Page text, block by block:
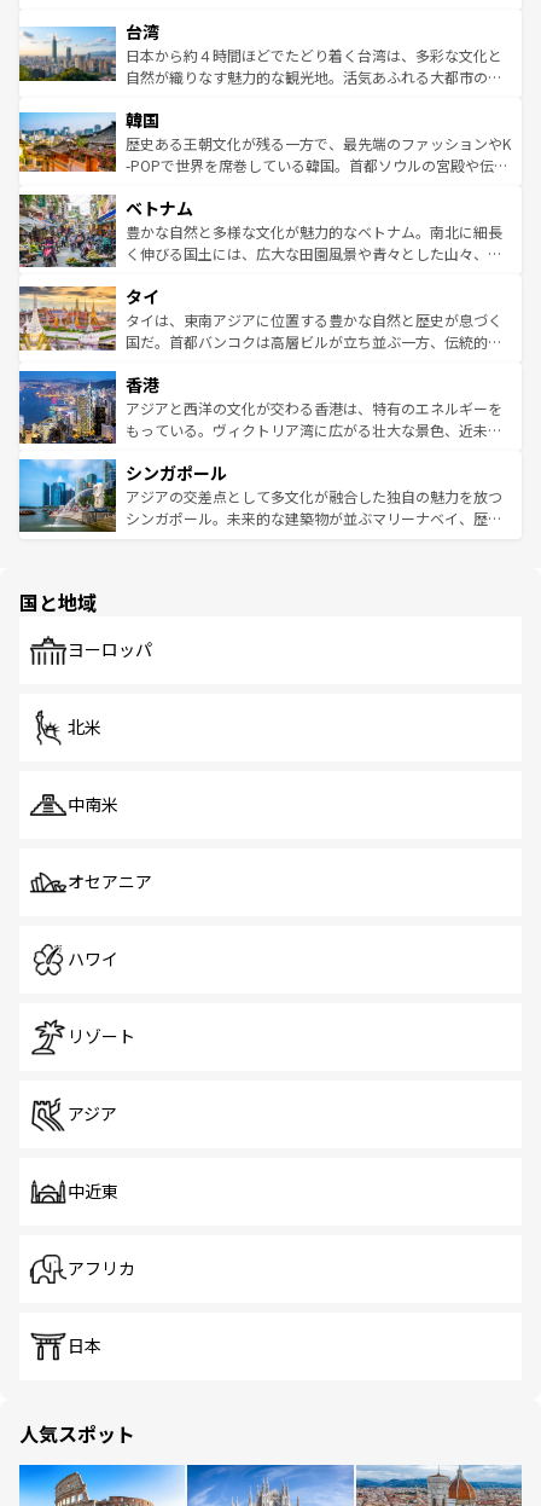
情報は
人々、おいしいローカルフードやハワイアンミュージッ
ク、伝統的なフラダンスなど、すべてがハワイの魅力を彩
っている。訪れるたびに新しい発見と感動が待っているハ
はコンテンツ一覧
リアリーフや大陸中央部にそびえるウルル（エアーズロッ
ク）、タスマニアの美しい原生林やケアンズの熱帯雨林な
ど、見どころがたくさん。また、カフェやワイン、オージ
いる。アクティビティも充実しており、サーフィンやダイ
ビング、ハイキングなど、アウトドア好きにはたまらな
い。オーストラリアの多彩な魅力を存分に味わいつくそ
参照してほしい。
台湾
日本から約４時間ほどでたどり着く台湾は、多彩な文化と
自然が織りなす魅力的な観光地。活気あふれる大都市の台
ン）、静ひつな山岳地帯である台湾東部など、都市の喧騒
と山間の静けさが共存しており、訪れる人に新しい発見と
驚きをもたらしてくれる。また、奥深い台湾の食文化も魅
容にもいいと評判のスイーツなど、バラエティ豊かな料理
が味わえる。 なお、新着の台湾情報は コンテンツ一覧を参
照してほしい。
韓国
歴史ある王朝文化が残る一方で、最先端のファッションやK
-POPで世界を席巻している韓国。首都ソウルの宮殿や伝統
き、地方に足を延ばせば四季折々の自然美を楽しむことが
できる。そして、キムチや焼肉、絶品のストリートフード
まで、さまざまな韓国料理が待っている。夜には、韓国な
リティに包まれながら、韓国の多彩な魅力を心ゆくまで味
わってみてほしい。 なお、新着の韓国情報はコンテンツ一
覧を参照してほしい。
ベトナム
豊かな自然と多様な文化が魅力的なベトナム。南北に細長
く伸びる国土には、広大な田園風景や青々とした山々、世
急速な発展と共に伝統が息づく。ハノイの古い町並みやホ
ーチミン市のフランス統治時代の建物も、独特の雰囲気を
醸し出している。また、バラエティの豊かさとおいしさで
とつ。フォーやバインミー、ベトナムコーヒーなどは、ぜ
ひ現地で味わいたい。どの地域を訪れてもあたたかい人々
が旅行者を迎えてくれるので、きっと忘れられない旅にな
参照してほしい。
タイ
タイは、東南アジアに位置する豊かな自然と歴史が息づく
国だ。首都バンコクは高層ビルが立ち並ぶ一方、伝統的な
の活気が交差している。北部ではチェンマイなどの山岳地
帯で自然と触れ合い、南部ではプーケットやクラビの美し
いビーチでリゾート気分を楽しむことができる。タイ料理
激する。気候は一年中温暖で、どの季節にも異なる楽しみ
が待っている。親しみやすいタイの人々、仏教を中心とし
た文化、そして多様な観光資源が、訪れる旅人を魅了し続
香港
アジアと西洋の文化が交わる香港は、特有のエネルギーを
もっている。ヴィクトリア湾に広がる壮大な景色、近未来
み、どこを訪れても感動するはず。観光スポットが密集し
ており、効率よく見どころを回れるのも魅力。息をのむよ
うな絶景から文化的な体験まで、香港を存分に楽しみ尽く
シンガポール
アジアの交差点として多文化が融合した独自の魅力を放つ
シンガポール。未来的な建築物が並ぶマリーナベイ、歴史
で、ホーカーズは地元の風情を楽しめる外せないスポット
国と地域
ヨーロッパ
北米
中南米
オセアニア
ハワイ
リゾート
アジア
中近東
アフリカ
日本
人気スポット